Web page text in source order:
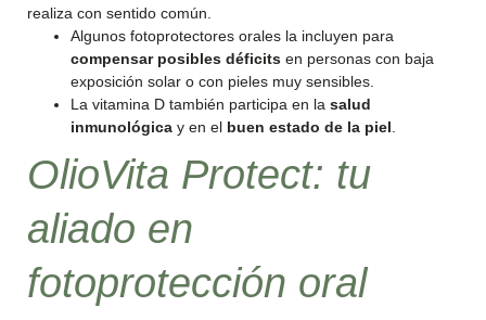
realiza con sentido común.
Algunos fotoprotectores orales la incluyen para
compensar posibles déficits en personas con baja
exposición solar o con pieles muy sensibles.
La vitamina D también participa en la salud
inmunológica y en el buen estado de la piel
OlioVita Protect: tu
aliado en
fotoprotección oral